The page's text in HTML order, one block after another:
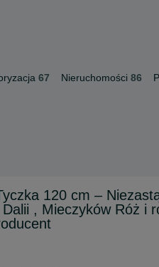
67 Nieruchomości 86
120 cm –
, Mieczyków Róż i